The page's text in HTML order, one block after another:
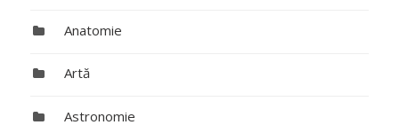
Anatomie
Artă
Astronomie